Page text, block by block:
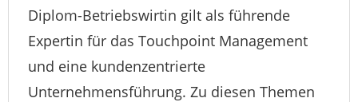
Diplom-Betriebswirtin gilt als führende
Expertin für das Touchpoint Management
und eine kundenzentrierte
Unternehmensführung. Zu diesen Themen